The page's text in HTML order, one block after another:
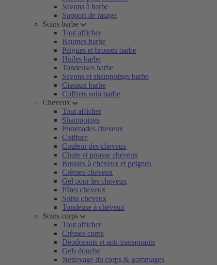
Savons à barbe
Support de rasage
Soins barbe
Tout afficher
Baumes barbe
Peignes et brosses barbe
Huiles barbe
Tondeuses barbe
Savons et shampoings barbe
Ciseaux barbe
Coffrets soin barbe
Cheveux
Tout afficher
Shampoings
Pommades cheveux
Coiffure
Couleur des cheveux
Chute et pousse cheveux
Brosses à cheveux et peignes
Crèmes cheveux
Gel pour les cheveux
Pâtes cheveux
Soins cheveux
Tondeuse à cheveux
Soins corps
Tout afficher
Crèmes corps
Déodorants et anti-transpirants
Gels douche
Nettoyage du corps & gommages